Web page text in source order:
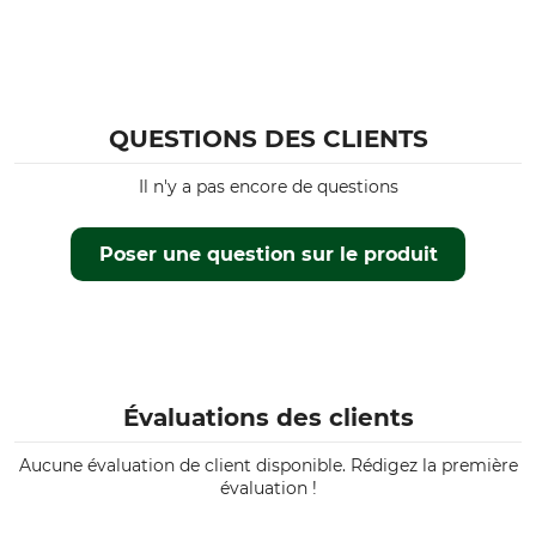
Respirabilité
Propriétés
Silencieux
Hommes
Saison
automne
Hiver
Printemps
matériau recyclé
Couleur
QUESTIONS DES CLIENTS
Poser une question sur le produit
Il n'y a pas encore de questions
Évaluations des clients
Aucune évaluation de client disponible. Rédigez la première
évaluation !